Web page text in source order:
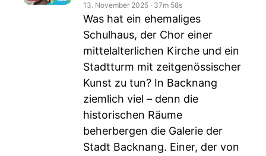
13. November 2025 ‧ 37m 58s
Was hat ein ehemaliges
Schulhaus, der Chor einer
mittelalterlichen Kirche und ein
Stadtturm mit zeitgenössischer
Kunst zu tun? In Backnang
ziemlich viel – denn die
historischen Räume
beherbergen die Galerie der
Stadt Backnang. Einer, der von